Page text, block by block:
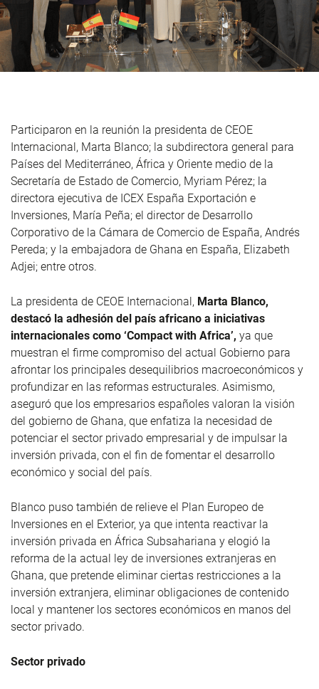
Participaron en la reunión la presidenta de CEOE
Internacional, Marta Blanco; la subdirectora general para
Países del Mediterráneo, África y Oriente medio de la
Secretaría de Estado de Comercio, Myriam Pérez; la
directora ejecutiva de ICEX España Exportación e
Inversiones, María Peña; el director de Desarrollo
Corporativo de la Cámara de Comercio de España, Andrés
Pereda; y la embajadora de Ghana en España, Elizabeth
Adjei; entre otros.
La presidenta de CEOE Internacional, Marta Blanco,
destacó la adhesión del país africano a iniciativas
internacionales como ‘Compact with Africa’, ya que
muestran el firme compromiso del actual Gobierno para
afrontar los principales desequilibrios macroeconómicos y
profundizar en las reformas estructurales. Asimismo,
aseguró que los empresarios españoles valoran la visión
del gobierno de Ghana, que enfatiza la necesidad de
potenciar el sector privado empresarial y de impulsar la
inversión privada, con el fin de fomentar el desarrollo
económico y social del país.
Blanco puso también de relieve el Plan Europeo de
Inversiones en el Exterior, ya que intenta reactivar la
inversión privada en África Subsahariana y elogió la
reforma de la actual ley de inversiones extranjeras en
Ghana, que pretende eliminar ciertas restricciones a la
inversión extranjera, eliminar obligaciones de contenido
local y mantener los sectores económicos en manos del
sector privado.
Sector privado